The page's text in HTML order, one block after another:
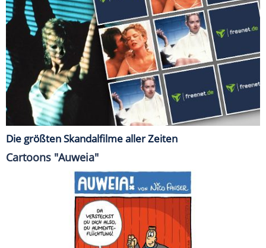
Die größten Skandalfilme aller Zeiten
Cartoons "Auweia"